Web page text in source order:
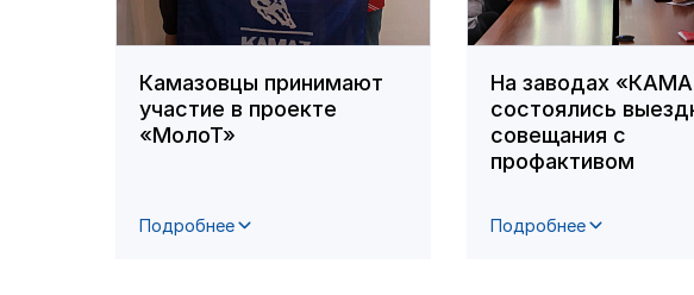
Камазовцы принимают
участие в проекте
«МолоТ»
Подробнее
На заводах
состоялись
совещания с
профактивом
Подробнее